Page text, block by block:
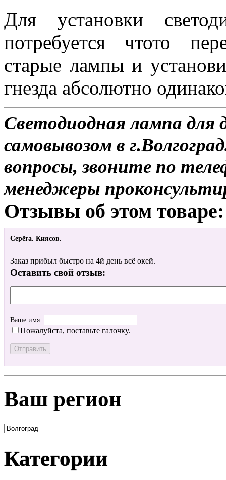
Для установки
потребуется чтото
старые лампы и
гнезда абсолютно
Светодиодная лампа для
самовывозом в
вопросы, звоните по
менеджеры
Отзывы об этом товаре:
Серёга. Киясов.
Заказ прибыл быстро на 4й день всё окей.
Оставить свой отзыв:
Ваше имя:
Пожалуйста, поставьте галочку.
Ваш регион
Категории